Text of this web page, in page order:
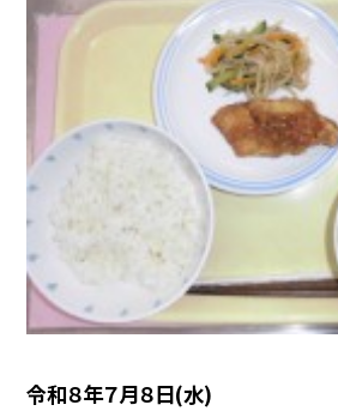
令和８年７月８日(水)